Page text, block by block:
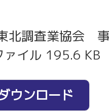
北調査業協会
ァイル 195.6 KB
ウンロード